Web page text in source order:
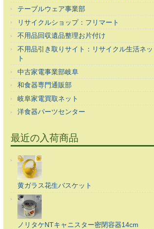
テーブルウェア事業部
リサイクルショップ：フリマート
不用品回収遺品整理お片付け
不用品引き取りサイト：リサイクル生活ネッ
ト
中古家電事業部岐阜
和食器専門通販部
岐阜家電買取ネット
洋食器パーツセンター
最近の入荷商品
黄ガラス花生バスケット
ノリタケNTキャニスター密閉容器14cm